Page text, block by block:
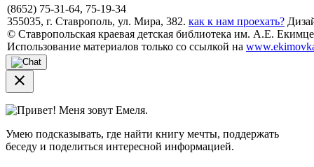
(8652) 75-31-64, 75-19-34
355035, г. Ставрополь, ул. Мира, 382. как к нам проехать?
© Ставропольская краевая детская библиотека им. А.Е.
Использование материалов только со ссылкой на
close
Привет! Меня зовут Емеля.
Умею подсказывать, где найти книгу мечты, поддержать
беседу и поделиться интересной информацией.